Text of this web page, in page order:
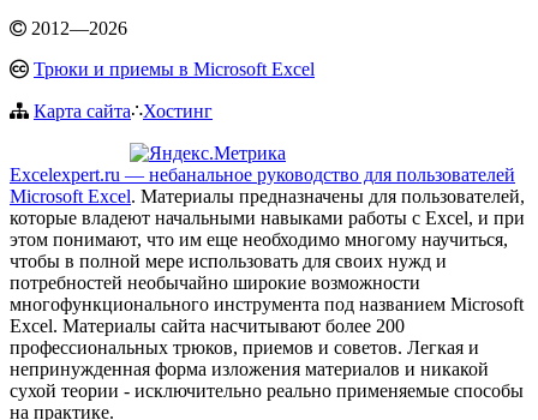
2012—2026
Трюки и приемы в Microsoft Excel
Карта сайта∴Хостинг
Excelexpert.ru — небанальное руководство для пользователей
Microsoft Excel. Материалы предназначены для пользователей,
которые владеют начальными навыками работы с Excel, и при
этом понимают, что им еще необходимо многому научиться,
чтобы в полной мере использовать для своих нужд и
потребностей необычайно широкие возможности
многофункционального инструмента под названием Microsoft
Excel. Материалы сайта насчитывают более 200
профессиональных трюков, приемов и советов. Легкая и
непринужденная форма изложения материалов и никакой
сухой теории - исключительно реально применяемые способы
на практике.